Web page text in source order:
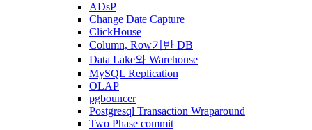
ADsP
Change Date Capture
ClickHouse
Column, Row기반 DB
Data Lake와 Warehouse
MySQL Replication
OLAP
pgbouncer
Postgresql Transaction Wraparound
Two Phase commit